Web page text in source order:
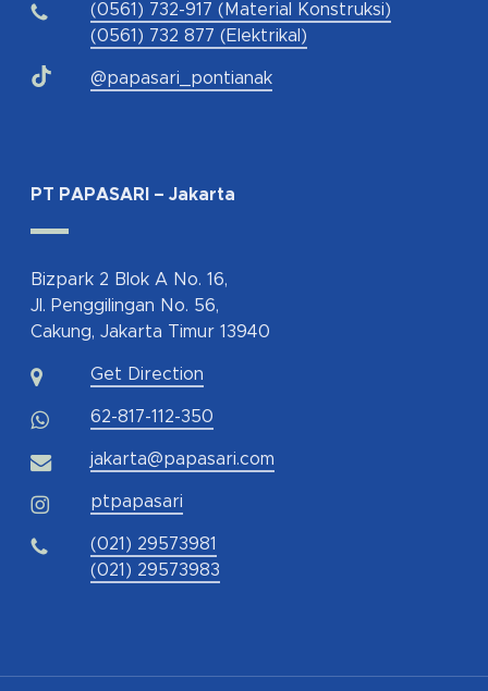
(0561) 732-917 (Material Konstruksi)
(0561) 732 877 (Elektrikal)
@papasari_pontianak
PT PAPASARI – Jakarta
Bizpark 2 Blok A No. 16,
Jl. Penggilingan No. 56,
Cakung, Jakarta Timur 13940
Get Direction
62-817-112-350
jakarta@papasari.com
ptpapasari
(021) 29573981
(021) 29573983